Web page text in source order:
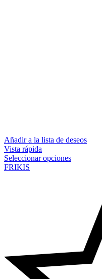
Añadir a la lista de deseos
Vista rápida
Seleccionar opciones
FRIKIS